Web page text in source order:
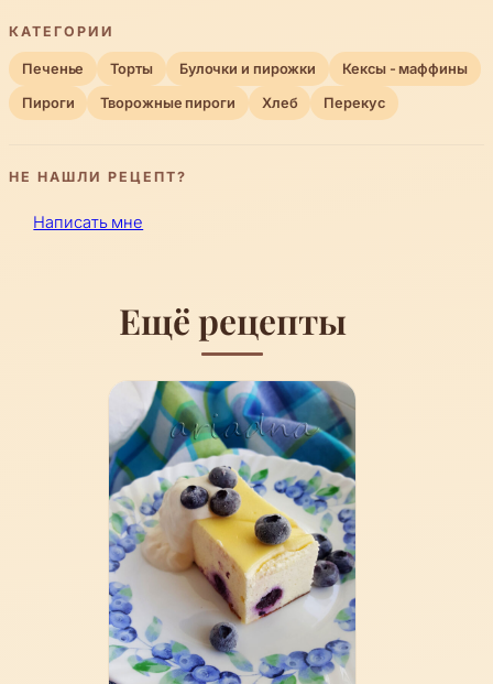
КАТЕГОРИИ
Печенье Торты Булочки и пирожки Кексы - маффины
Пироги Творожные пироги Хлеб Перекус
НЕ НАШЛИ РЕЦЕПТ?
Написать мне
Ещё рецепты